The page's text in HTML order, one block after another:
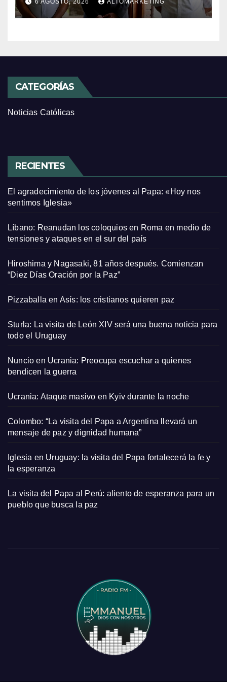
6 AGOSTO, 2026 ALTOMARKETING
CATEGORÍAS
Noticias Católicas
RECIENTES
El agradecimiento de los jóvenes al Papa: «Hoy nos
sentimos Iglesia»
Líbano: Reanudan los coloquios en Roma en medio de
tensiones y ataques en el sur del país
Hiroshima y Nagasaki, 81 años después. Comienzan
“Diez Días Oración por la Paz”
Pizzaballa en Asís: los cristianos quieren paz
Sturla: La visita de León XIV será una buena noticia para
todo el Uruguay
Nuncio en Ucrania: Preocupa escuchar a quienes
bendicen la guerra
Ucrania: Ataque masivo en Kyiv durante la noche
Colombo: “La visita del Papa a Argentina llevará un
mensaje de paz y dignidad humana”
Iglesia en Uruguay: la visita del Papa fortalecerá la fe y
la esperanza
La visita del Papa al Perú: aliento de esperanza para un
pueblo que busca la paz